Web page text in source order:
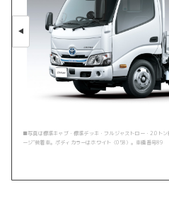
■写真は標準キャブ・標準デッキ・フルジャストロー・2.0ト
ージ”装着車。ボディカラーはホワイト〈058〉。車種番号89